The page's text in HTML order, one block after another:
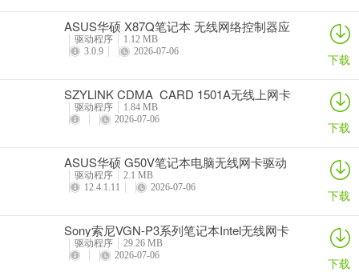
ASUS华硕 X87Q笔记本 无线网络控制器应
用程序
驱动程序
1.12 MB
3.0.9
2026-07-06 下载
SZYLINK CDMA_CARD 1501A无线上网卡
驱动程序
1.84 MB
2026-07-06
下载
ASUS华硕 G50V笔记本电脑无线网卡驱动
驱动程序
2.1 MB
12.4.1.11
2026-07-06 下载
Sony索尼VGN-P3系列笔记本Intel无线网卡
驱动
驱动程序
29.26 MB
2026-07-06
下载